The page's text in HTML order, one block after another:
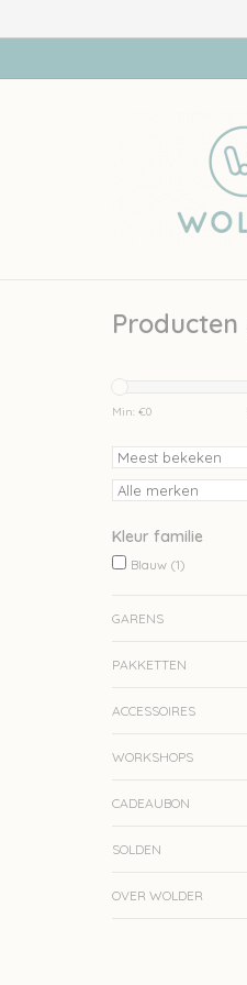
Min: €0
Kleur familie
Blauw (1)
GARENS
PAKKETTEN
ACCESSOIRES
WORKSHOPS
CADEAUBON
SOLDEN
OVER WOLDER